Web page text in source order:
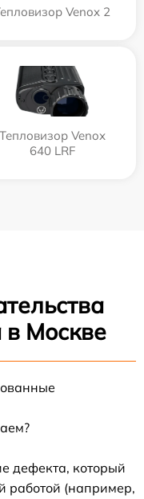
Venox 2
Тепловизор Venox
640 LRF
в Москве
дефекта, который
работой (например,